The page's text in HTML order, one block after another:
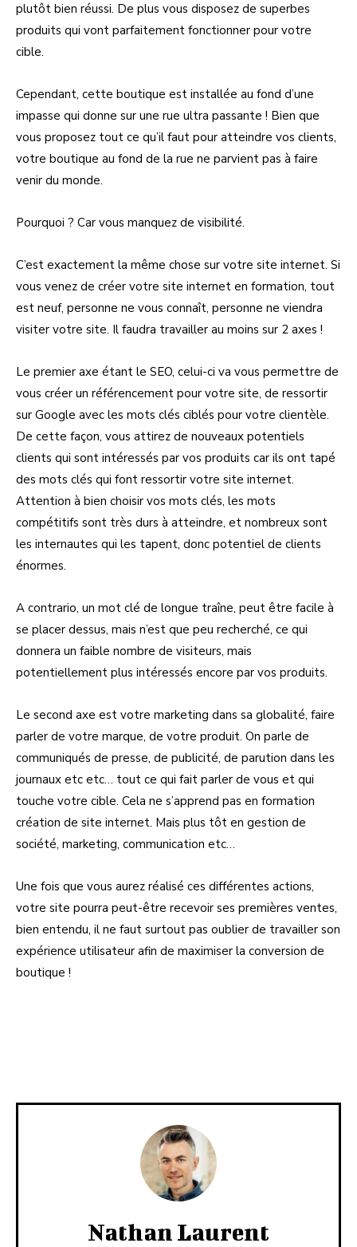
plutôt bien réussi. De plus vous disposez de superbes
produits qui vont parfaitement fonctionner pour votre
cible.
Cependant, cette boutique est installée au fond d’une
impasse qui donne sur une rue ultra passante ! Bien que
vous proposez tout ce qu’il faut pour atteindre vos clients,
votre boutique au fond de la rue ne parvient pas à faire
venir du monde.
Pourquoi ? Car vous manquez de visibilité.
C’est exactement la même chose sur votre site internet. Si
vous venez de créer votre site internet en formation, tout
est neuf, personne ne vous connaît, personne ne viendra
visiter votre site. Il faudra travailler au moins sur 2 axes !
Le premier axe étant le SEO, celui-ci va vous permettre de
vous créer un référencement pour votre site, de ressortir
sur Google avec les mots clés ciblés pour votre clientèle.
De cette façon, vous attirez de nouveaux potentiels
clients qui sont intéressés par vos produits car ils ont tapé
des mots clés qui font ressortir votre site internet.
Attention à bien choisir vos mots clés, les mots
compétitifs sont très durs à atteindre, et nombreux sont
les internautes qui les tapent, donc potentiel de clients
énormes.
A contrario, un mot clé de longue traîne, peut être facile à
se placer dessus, mais n’est que peu recherché, ce qui
donnera un faible nombre de visiteurs, mais
potentiellement plus intéressés encore par vos produits.
Le second axe est votre marketing dans sa globalité, faire
parler de votre marque, de votre produit. On parle de
communiqués de presse, de publicité, de parution dans les
journaux etc etc… tout ce qui fait parler de vous et qui
touche votre cible. Cela ne s’apprend pas en formation
création de site internet. Mais plus tôt en gestion de
société, marketing, communication etc…
Une fois que vous aurez réalisé ces différentes actions,
votre site pourra peut-être recevoir ses premières ventes,
bien entendu, il ne faut surtout pas oublier de travailler son
expérience utilisateur afin de maximiser la conversion de
boutique !
Nathan Laurent